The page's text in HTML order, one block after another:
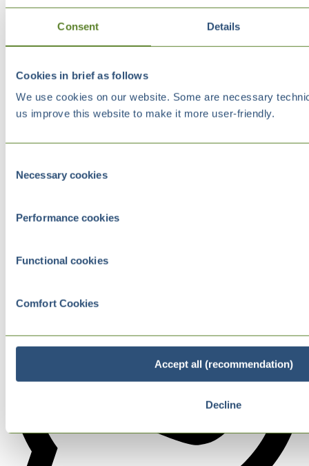
Consent Details
Cookies in brief as follows
We use cookies on our website. Some are necessary
us improve this website to make it more user-friendly.
Selection
Necessary cookies
Performance cookies
Functional cookies
Comfort Cookies
Accept all (recommendation)
Decline